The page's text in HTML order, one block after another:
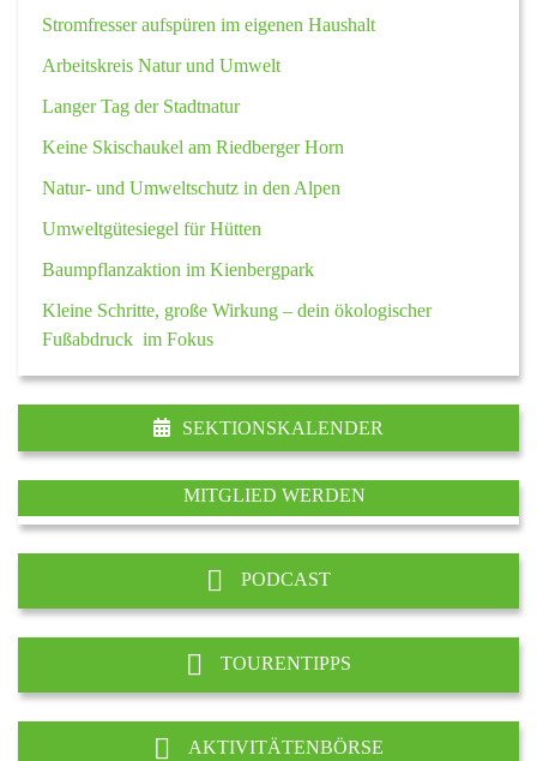
Stromfresser aufspüren im eigenen Haushalt
Arbeitskreis Natur und Umwelt
Langer Tag der Stadtnatur
Keine Skischaukel am Riedberger Horn
Natur- und Umweltschutz in den Alpen
Umweltgütesiegel für Hütten
Baumpflanzaktion im Kienbergpark
Kleine Schritte, große Wirkung – dein ökologischer
Fußabdruck im Fokus
SEKTIONSKALENDER
MITGLIED WERDEN
PODCAST
TOURENTIPPS
AKTIVITÄTENBÖRSE